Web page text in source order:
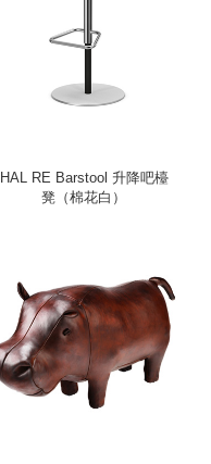
HAL RE Barstool 升降吧檯
凳（棉花白）